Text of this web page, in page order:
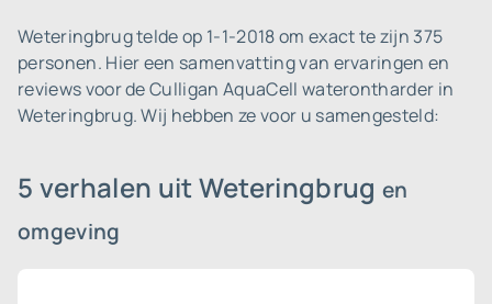
Weteringbrug telde op 1-1-2018 om exact te zijn 375
personen. Hier een samenvatting van ervaringen en
reviews voor de Culligan AquaCell waterontharder in
Weteringbrug. Wij hebben ze voor u samengesteld:
5 verhalen uit Weteringbrug en
omgeving